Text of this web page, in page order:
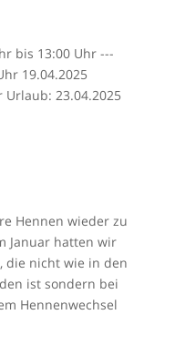
bis 13:00 Uhr ---
19.04.2025
23.04.2025
Hennen wieder zu
Januar hatten wir
die nicht wie in den
ist sondern bei
Hennenwechsel